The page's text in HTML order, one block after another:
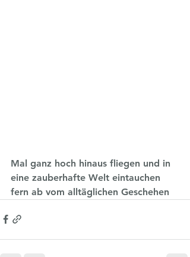
Mal ganz hoch hinaus fliegen und in
eine zauberhafte Welt eintauchen
fern ab vom alltäglichen Geschehen